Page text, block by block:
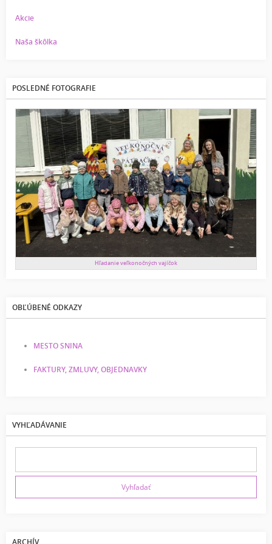
Akcie
Naša škôlka
POSLEDNÉ FOTOGRAFIE
Hľadanie veľkonočných vajíčok
OBĽÚBENÉ ODKAZY
MESTO SNINA
FAKTURY, ZMLUVY, OBJEDNAVKY
VYHĽADÁVANIE
ARCHÍV